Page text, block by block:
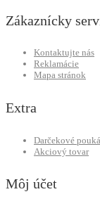
Zákaznícky
Kontaktujte nás
Reklamácie
Mapa stránok
Extra
Darčekové
Akciový tovar
Môj účet